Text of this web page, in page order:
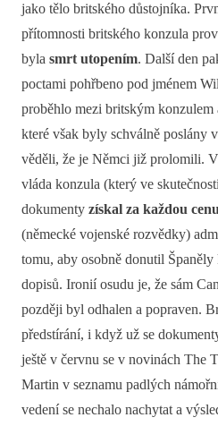
jako tělo britského důstojníka.
přítomnosti britského konzula
byla smrt utopením. Další den
poctami pohřbeno pod jménem
proběhlo mezi britským
které však byly schválně poslány
věděli, že je Němci již prolomili.
vláda konzula (který ve
dokumenty získal za každou cenu
(německé vojenské rozvědky)
tomu, aby osobně donutil
dopisů. Ironií osudu je, že sám
později byl odhalen a popraven.
předstírání, i když už se
ještě v červnu se v novinách The
Martin v seznamu padlých
vedení se nechalo nachytat a